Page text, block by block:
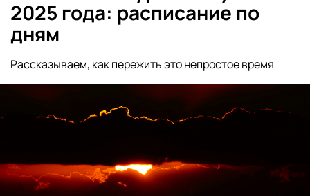
консультацией к неврологу,
психотерапевту или психиатру для
подбора соответствующего лечения», —
заключил врач.
2025 года: расписание по
дням
Рассказываем, как пережить это непростое время